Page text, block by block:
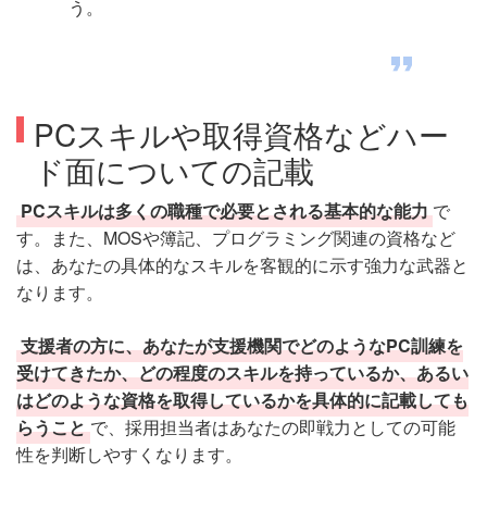
う。
PCスキルや取得資格などハー
ド面についての記載
PCスキルは多くの職種で必要とされる基本的な能力 で
す。また、MOSや簿記、プログラミング関連の資格など
は、あなたの具体的なスキルを客観的に示す強力な武器と
なります。
支援者の方に、あなたが支援機関でどのようなPC訓練を
受けてきたか、どの程度のスキルを持っているか、あるい
はどのような資格を取得しているかを具体的に記載しても
らうこと で、採用担当者はあなたの即戦力としての可能
性を判断しやすくなります。